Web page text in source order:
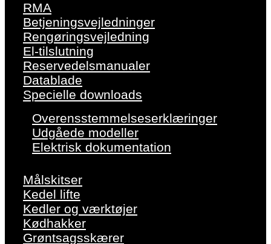
RMA
Betjeningsvejledninger
Rengøringsvejledning
El-tilslutning
Reservedelsmanualer
Datablade
Specielle downloads
Overensstemmelseserklæringer
Udgåede modeller
Elektrisk dokumentation
Målskitser
Kedel lifte
Kedler og værktøjer
Kødhakker
Grøntsagsskærer